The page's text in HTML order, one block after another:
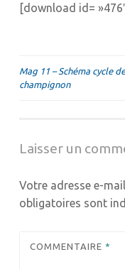
[download id=
Navigation
Mag 11 – Schéma cycle
champignon
Laisser un
Votre adresse e-
obligatoires sont
COMMENTAIRE *